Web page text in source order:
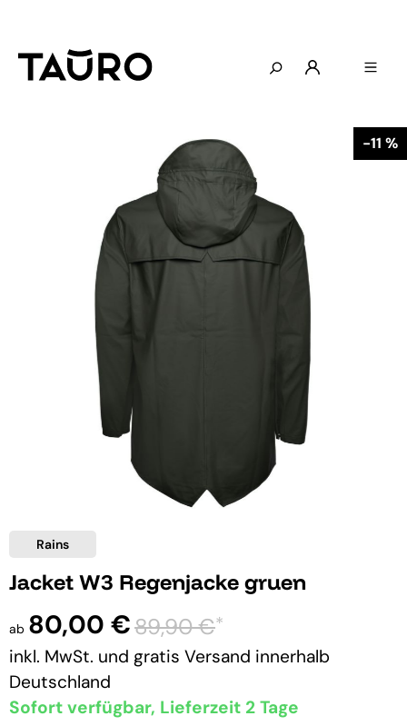
-11 %
Rains
Jacket W3 Regenjacke gruen
ab 80,00 €89,90 €*
inkl. MwSt. und gratis Versand innerhalb
Deutschland
Sofort verfügbar, Lieferzeit 2 Tage